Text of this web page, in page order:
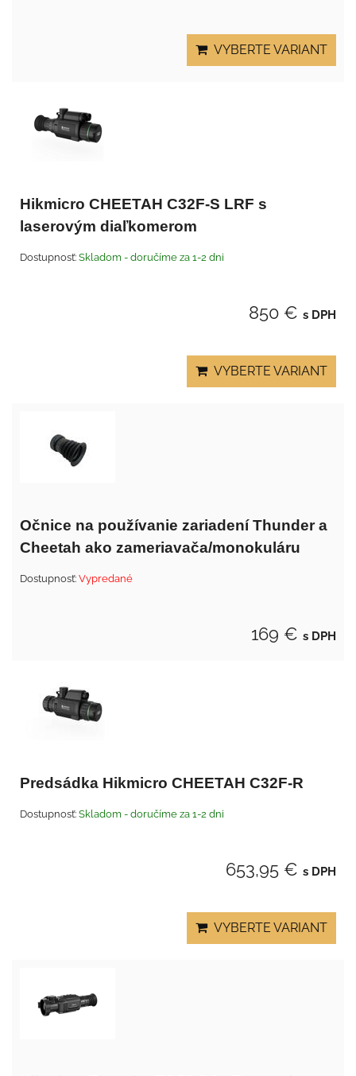
VYBERTE VARIANT
Hikmicro CHEETAH C32F-S LRF s
laserovým diaľkomerom
Dostupnosť: Skladom - doručíme za 1-2 dni
850 € s DPH
VYBERTE VARIANT
Očnice na používanie zariadení Thunder a
Cheetah ako zameriavača/monokuláru
Dostupnosť: Vypredané
169 € s DPH
Predsádka Hikmicro CHEETAH C32F-R
Dostupnosť: Skladom - doručíme za 1-2 dni
653,95 € s DPH
VYBERTE VARIANT